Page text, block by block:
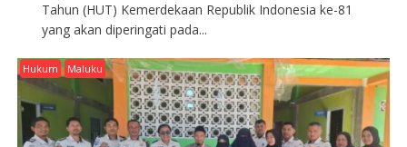
Tahun (HUT) Kemerdekaan Republik Indonesia ke-81
yang akan diperingati pada...
Hukum Maluku